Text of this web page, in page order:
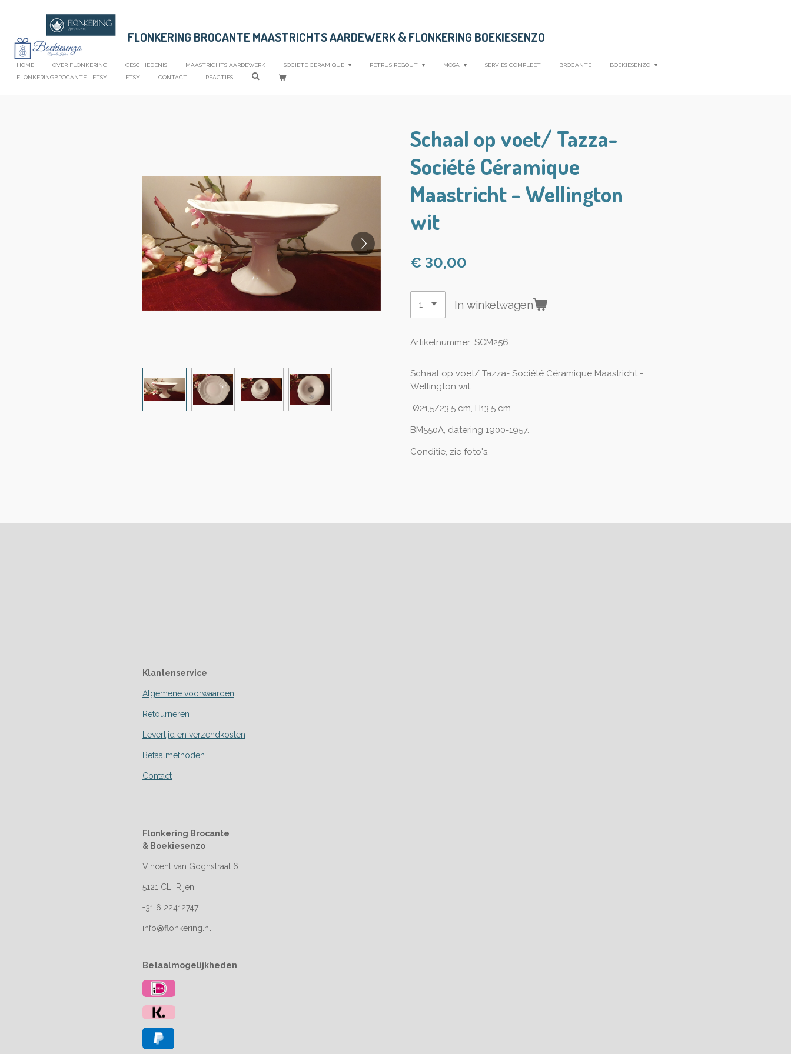
naar
hoofdinhoud
FLONKERING BROCANTE MAASTRICHTS AARDEWERK &FLONKERING BOEKIESENZO
HOME OVER FLONKERING GESCHIEDENIS MAASTRICHTS AARDEWERK SOCIETE CERAMIQUE PETRUS REGOUT MOSA SERVIES COMPLEET BROCANTE
BOEKIESENZO
FLONKERINGBROCANTE - ETSY
ETSY CONTACT REACTIES
Schaal op voet/ Tazza-
Société Céramique
Maastricht - Wellington
wit
€ 30,00
In winkelwagen
Artikelnummer: SCM256
Schaal op voet/ Tazza- Société Céramique Maastricht -
Wellington wit
Ø21,5/23,5 cm, H13,5 cm
BM550A, datering 1900-1957.
Conditie, zie foto's.
Klantenservice
Algemene voorwaarden
Retourneren
Levertijd en verzendkosten
Betaalmethoden
Contact
Flonkering Brocante
& Boekiesenzo
Vincent van Goghstraat 6
5121 CL Rijen
+31 6 22412747
info@flonkering.nl
Betaalmogelijkheden